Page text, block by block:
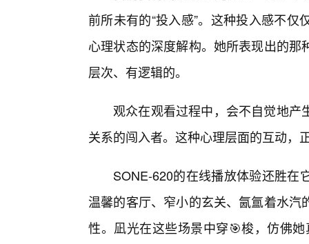
前所未有的“投入感”。这种投入感不
心理状态的深度解构。她所表现出的
层次、有逻辑的。
观众在观看过程中，会不自觉地
关系的闯入者。这种心理层面的互动，
SONE-620的在线播放体验还胜在
温馨的客厅、窄小的玄关、氤氲着水
性。凪光在这些场景中穿🎯梭，仿佛